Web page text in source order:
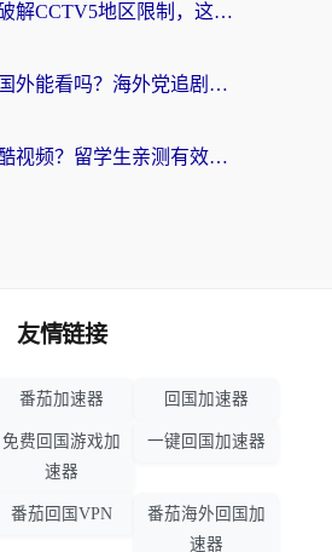
海外党必看：破解CCTV5地区限制，这样看欧洲杯奥运直播才够爽！
优酷缓存视频国外能看吗？海外党追剧看片的终极解决方案来了
海外怎么看优酷视频？留学生亲测有效的回国加速器选择指南
友情链接
番茄加速器 回国加速器
免费回国游戏加
速器
一键回国加速器
番茄回国VPN
番茄海外回国加
速器